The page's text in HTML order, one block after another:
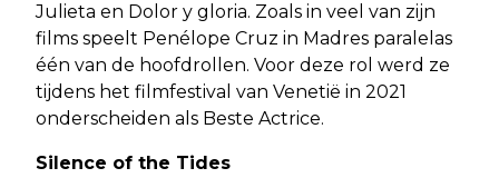
Julieta en Dolor y gloria. Zoals in veel van zijn
films speelt Penélope Cruz in Madres paralelas
één van de hoofdrollen. Voor deze rol werd ze
tijdens het filmfestival van Venetië in 2021
onderscheiden als Beste Actrice.
Silence of the Tides